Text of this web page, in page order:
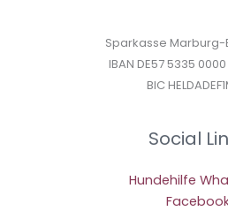
Sparkasse
IBAN DE57 5335 0000
BIC
Social
Hundehilfe